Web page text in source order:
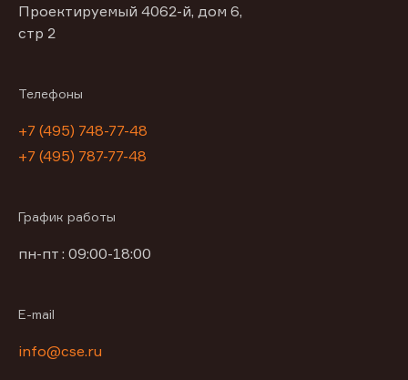
Проектируемый 4062-й, дом 6,
стр 2
Телефоны
+7 (495) 748-77-48
+7 (495) 787-77-48
График работы
пн-пт : 09:00-18:00
E-mail
info@cse.ru